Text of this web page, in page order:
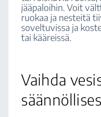
jääpaloihin. Voit
ruokaa ja nesteitä
soveltuvissa ja
tai kääreissä.
Vaihda